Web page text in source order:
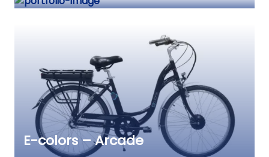
E-colors – Arcade